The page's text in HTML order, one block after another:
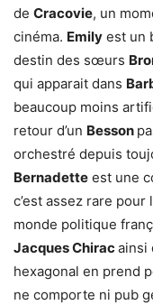
de Cracovie, un
cinéma. Emily est un
destin des sœurs
qui apparait dans
beaucoup moins
retour d’un Besson
orchestré depuis
Bernadette est une
c’est assez rare
monde politique
Jacques Chiracainsi
hexagonal en prend
ne comporte ni pub